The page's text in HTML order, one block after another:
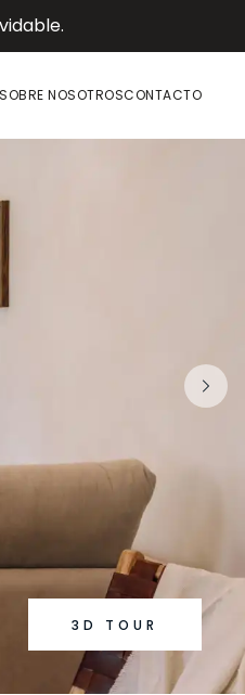
SOBRE NOSOTROSCONTACTO
3D TOUR